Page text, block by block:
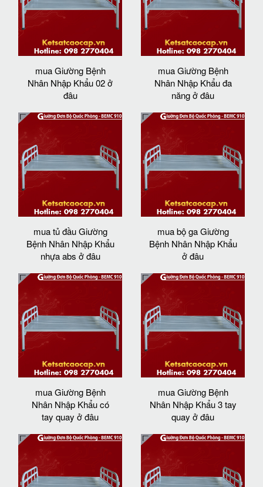
mua Giường Bệnh
Nhân Nhập Khẩu 02 ở
đâu
mua Giường Bệnh
Nhân Nhập Khẩu đa
năng ở đâu
mua tủ đầu Giường
Bệnh Nhân Nhập Khẩu
nhựa abs ở đâu
mua bộ ga Giường
Bệnh Nhân Nhập Khẩu
ở đâu
mua Giường Bệnh
Nhân Nhập Khẩu có
tay quay ở đâu
mua Giường Bệnh
Nhân Nhập Khẩu 3 tay
quay ở đâu